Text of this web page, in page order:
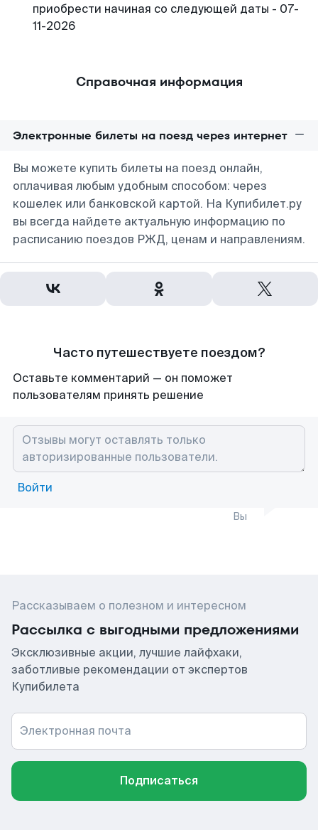
приобрести начиная со следующей даты - 07-
11-2026
Справочная информация
Электронные билеты на поезд через интернет
Вы можете купить билеты на поезд онлайн,
оплачивая любым удобным способом: через
кошелек или банковской картой. На Купибилет.ру
вы всегда найдете актуальную информацию по
расписанию поездов РЖД, ценам и направлениям.
Часто путешествуете поездом?
Оставьте комментарий — он поможет
пользователям принять решение
Войти
Вы
Рассказываем о полезном и интересном
Рассылка с выгодными предложениями
Эксклюзивные акции, лучшие лайфхаки,
заботливые рекомендации от экспертов
Купибилета
Электронная почта
Подписаться